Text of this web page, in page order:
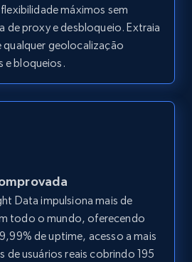
Address,
Bedrooms,
url, Title, Headline, Post
more.
Comece grátis
máximos sem
de proxy e desbloqueio. Extraia
geolocalização
e bloqueios.
Data impulsiona mais de
todo o mundo, oferecendo
de uptime, acesso a mais
de usuários reais cobrindo 195